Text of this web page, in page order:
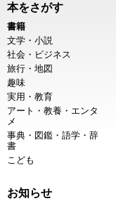
本をさがす
書籍
文学・小説
社会・ビジネス
旅行・地図
趣味
実用・教育
アート・教養・エンタ
メ
事典・図鑑・語学・辞
書
こども
お知らせ